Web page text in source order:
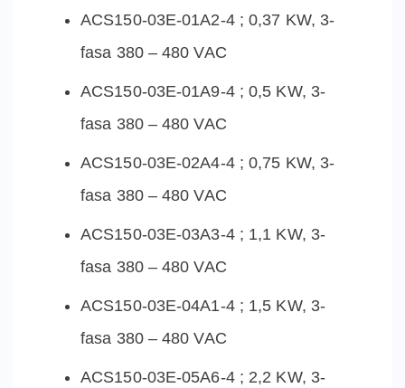
ACS150-03E-01A2-4 ; 0,37 KW, 3-
fasa 380 – 480 VAC
ACS150-03E-01A9-4 ; 0,5 KW, 3-
fasa 380 – 480 VAC
ACS150-03E-02A4-4 ; 0,75 KW, 3-
fasa 380 – 480 VAC
ACS150-03E-03A3-4 ; 1,1 KW, 3-
fasa 380 – 480 VAC
ACS150-03E-04A1-4 ; 1,5 KW, 3-
fasa 380 – 480 VAC
ACS150-03E-05A6-4 ; 2,2 KW, 3-